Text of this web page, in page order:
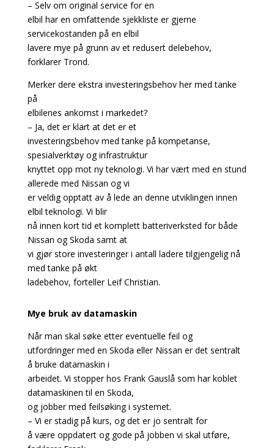
– Selv om original service for en
elbil har en omfattende sjekkliste er gjerne
servicekostanden på en elbil
lavere mye på grunn av et redusert delebehov,
forklarer Trond.
Merker dere ekstra investeringsbehov her med tanke
på
elbilenes ankomst i markedet?
– Ja, det er klart at det er et
investeringsbehov med tanke på kompetanse,
spesialverktøy og infrastruktur
knyttet opp mot ny teknologi. Vi har vært med en stund
allerede med Nissan og vi
er veldig opptatt av å lede an denne utviklingen innen
elbil teknologi. Vi blir
nå innen kort tid et komplett batteriverksted for både
Nissan og Skoda samt at
vi gjør store investeringer i antall ladere tilgjengelig nå
med tanke på økt
ladebehov, forteller Leif Christian.
Mye bruk av datamaskin
Når man skal søke etter eventuelle feil og
utfordringer med en Skoda eller Nissan er det sentralt
å bruke datamaskin i
arbeidet. Vi stopper hos Frank Gauslå som har koblet
datamaskinen til en Skoda,
og jobber med feilsøking i systemet.
– Vi er stadig på kurs, og det er jo sentralt for
å være oppdatert og gode på jobben vi skal utføre,